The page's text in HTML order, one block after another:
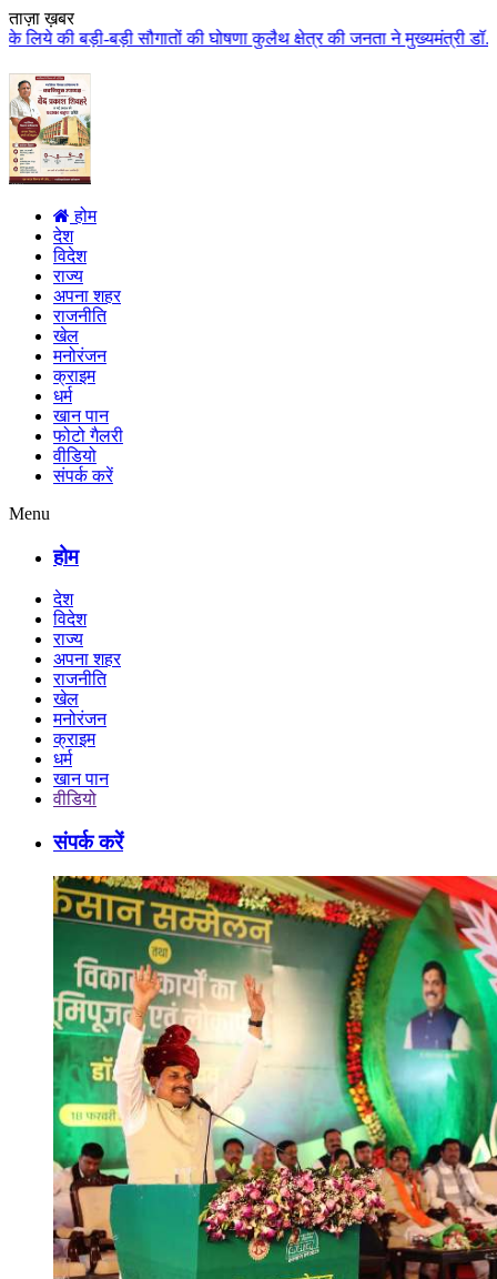
ताज़ा ख़बर
की घोषणा कुलैथ क्षेत्र की जनता ने मुख्यमंत्री डॉ. यादव का किया आत्मीय
होम
देश
विदेश
राज्य
अपना शहर
राजनीति
खेल
मनोरंजन
क्राइम
धर्म
खान पान
फोटो गैलरी
वीडियो
संपर्क करें
Menu
होम
देश
विदेश
राज्य
अपना शहर
राजनीति
खेल
मनोरंजन
क्राइम
धर्म
खान पान
वीडियो
संपर्क करें